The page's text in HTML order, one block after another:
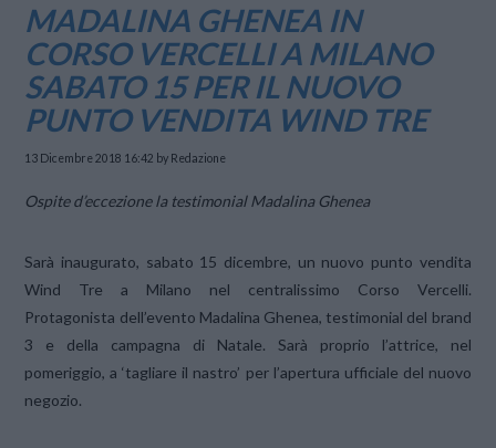
MADALINA GHENEA IN
CORSO VERCELLI A MILANO
SABATO 15 PER IL NUOVO
PUNTO VENDITA WIND TRE
13 Dicembre 2018 16:42 by Redazione
Ospite d’eccezione la testimonial Madalina Ghenea
Sarà inaugurato, sabato 15 dicembre, un nuovo punto vendita
Wind Tre a Milano nel centralissimo Corso Vercelli.
Protagonista dell’evento Madalina Ghenea, testimonial del brand
3 e della campagna di Natale. Sarà proprio l’attrice, nel
pomeriggio, a ‘tagliare il nastro’ per l’apertura ufficiale del nuovo
negozio.